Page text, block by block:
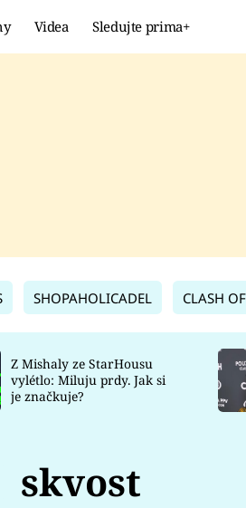
Videa Sledujte prima+
SHOPAHOLICADEL CLASH
Z Mishaly ze StarHousu
vylétlo: Miluju prdy. Jak si
je značkuje?
skvost